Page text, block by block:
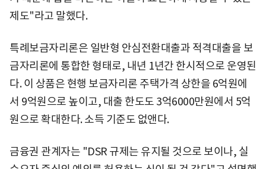
제도"라고 말했다.
특례보금자리론은 일반형 안심전환대출과 적격대출을 보
금자리론에 통합한 형태로, 내년 1년간 한시적으로 운영된
다. 이 상품은 현행 보금자리론 주택가격 상한을 6억원에
서 9억원으로 높이고, 대출 한도도 3억6000만원에서 5억
원으로 확대한다. 소득 기준도 없앤다.
금융권 관계자는 "DSR 규제는 유지될 것으로 보이나, 실